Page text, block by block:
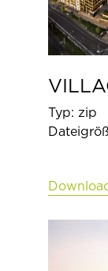
Typ: zip